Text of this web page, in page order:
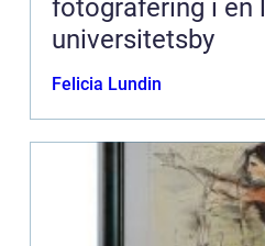
fotografering i en
universitetsby
Felicia Lundin